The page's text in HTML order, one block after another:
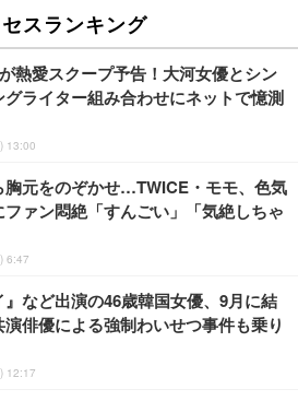
スランキング
熱愛スクープ予告！大河女優とシン
グライター組み合わせにネットで憶測
13:00
胸元をのぞかせ…TWICE・モモ、色気
ファン悶絶「すんごい」「気絶しちゃ
6:47
』など出演の46歳韓国女優、9月に結
俳優による強制わいせつ事件も乗り
12:17